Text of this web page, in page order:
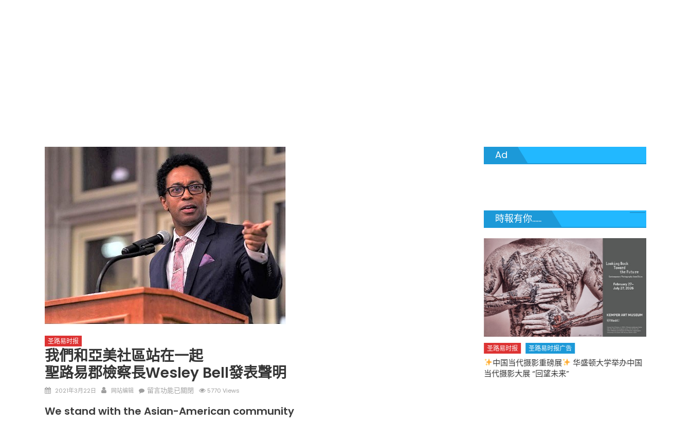
圣路易时报
我們和亞美社區站在一起
聖路易郡檢察長Wesley Bell發表聲明
Posted
2021年3月22日 Author
网站编辑
在
們
留言功能已關閉 5770 Views
We stand with the Asian-American community
Ad
時報有你......
圣路易时报 圣路易时报广告
免费健康检查 无需预约 免费赠送血压计供符合
条件者使用 欢迎参加索取! 4月18日星期六 上午
9点至中午 Grace UM Church
圣路易时报 圣路易时报广告
中国当代摄影重磅展
华盛顿大学举办中国
当代摄影大展 “回望未来”